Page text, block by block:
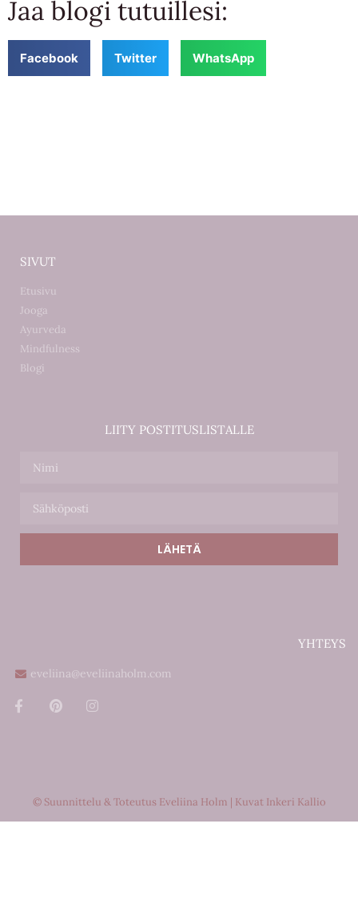
Jaa blogi tutuillesi:
Facebook Twitter WhatsApp
SIVUT
Etusivu
Jooga
Ayurveda
Mindfulness
Blogi
LIITY POSTITUSLISTALLE
LÄHETÄ
YHTEYS
eveliina@eveliinaholm.com
© Suunnittelu & Toteutus Eveliina Holm | Kuvat Inkeri Kallio